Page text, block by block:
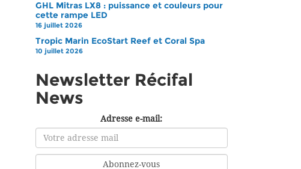
GHL Mitras LX8 : puissance et couleurs pour
cette rampe LED
16 juillet 2026
Tropic Marin EcoStart Reef et Coral Spa
10 juillet 2026
Newsletter Récifal
News
Adresse e-mail: